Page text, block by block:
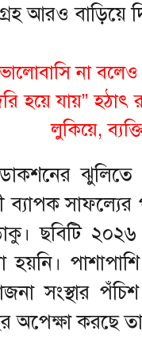
আরও বাড়িয়ে
না
হয়ে যায়”
লুকিয়ে,
ব্যাপক
ছবিটি
পাশাপাশি
সংস্থার
করছে তা